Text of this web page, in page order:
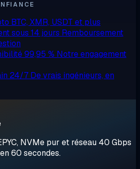
BTC, XMR, USDT et plus
sous 14 jours Remboursement
99,95 % Notre engagement
24/7 De vrais ingénieurs, en
NVMe pur et réseau 40 Gbps
60 secondes.